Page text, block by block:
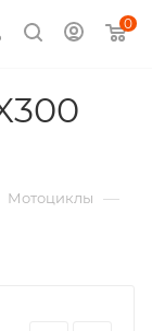
0
Мотоциклы —